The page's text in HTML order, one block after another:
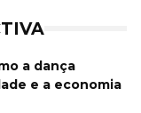
a dança
e a economia